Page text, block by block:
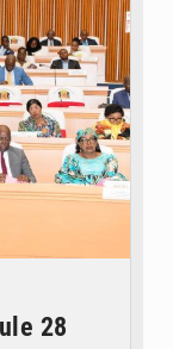
28